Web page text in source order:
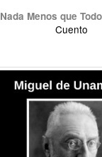
Nada Menos que
Cuento